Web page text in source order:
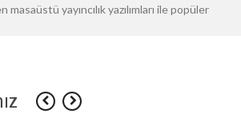
yayıncılık yazılımları ile popüler